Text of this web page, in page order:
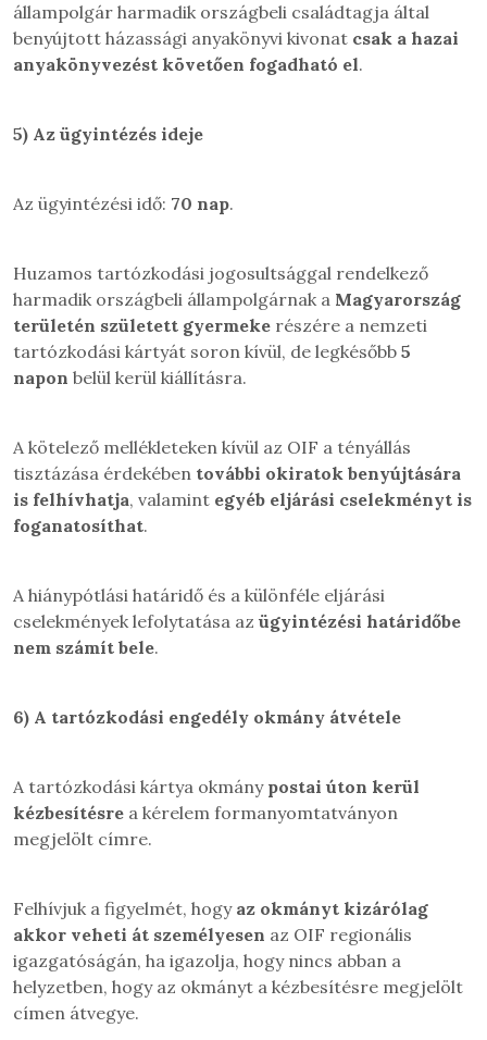
állampolgár harmadik országbeli családtagja által
benyújtott házassági anyakönyvi kivonat csak a hazai
anyakönyvezést követően fogadható el.
5) Az ügyintézés ideje
Az ügyintézési idő: 70 nap.
Huzamos tartózkodási jogosultsággal rendelkező
harmadik országbeli állampolgárnak a Magyarország
területén született gyermeke részére a nemzeti
tartózkodási kártyát soron kívül, de legkésőbb 5
napon belül kerül kiállításra.
A kötelező mellékleteken kívül az OIF a tényállás
tisztázása érdekében további okiratok benyújtására
is felhívhatja, valamint egyéb eljárási cselekményt is
foganatosíthat.
A hiánypótlási határidő és a különféle eljárási
cselekmények lefolytatása az ügyintézési határidőbe
nem számít bele.
6) A tartózkodási engedély okmány átvétele
A tartózkodási kártya okmány postai úton kerül
kézbesítésre a kérelem formanyomtatványon
megjelölt címre.
Felhívjuk a figyelmét, hogy az okmányt kizárólag
akkor veheti át személyesen az OIF regionális
igazgatóságán, ha igazolja, hogy nincs abban a
helyzetben, hogy az okmányt a kézbesítésre megjelölt
címen átvegye.